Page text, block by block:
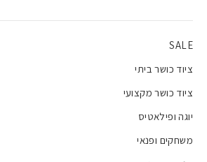
SALE
ציוד כושר ביתי
ציוד כושר מקצועי
יוגה ופילאטיס
משחקים ופנאי